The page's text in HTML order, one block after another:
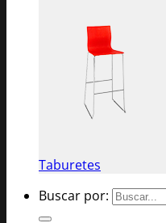
Taburetes
Buscar por: